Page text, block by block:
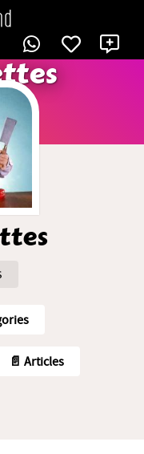
📄 Articles